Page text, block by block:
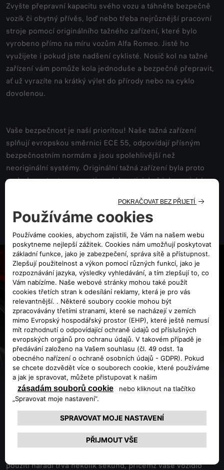
Zvyšte přepravní kapacitu svého vozu a táhněte bezpečně
vozík či obytný přívěs, loď nebo třeba nejrůznější pracovní
stroje pomocí originálního tažného zařízení, které bylo
vyrobeno přímo na míru vozům Alfa Romeo. Jistě ho
využijete i pokud jste nadšení cyklisté. Nosič kol na tažné
zařízení vám pomůže kola jednoduše a bezpečně přepravit,
ať už vyrazíte na krátký výlet do přírody nebo na cyklo
dovolenou.
Vaše bezpečnost je naší prioritou! Naše tažná zařízení
splňují evropskou směrnici ECE 55, odpovídají přísným
bezpečnostním normám a jsou spolehlivější než
neoriginální systémy. Originální tažná zařízení byla proto
podrobena testu pevnosti a odolnosti, jakož i dynamickým
TAŽNÁ ZAŘÍZENÍ ALFA
Tažné zařízení demontovatelné bez nářadí
použití nářadí trvá několik sekund, přičemž vaše vozidlo